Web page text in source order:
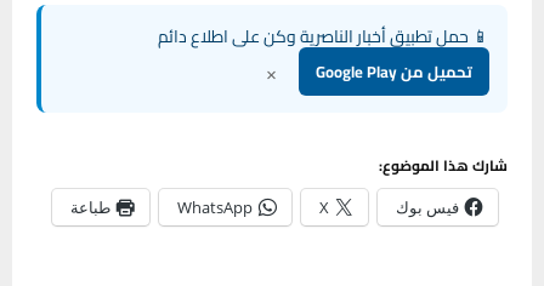
📱 حمل تطبيق أخبار الناصرية وكن على اطلاع دائم
تحميل من Google Play ×
شارك هذا الموضوع:
فيس بوك X
WhatsApp طباعة